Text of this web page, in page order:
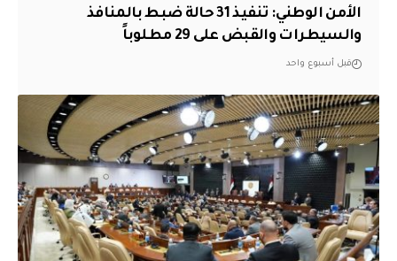
الأمن الوطني: تنفيذ 31 حالة ضبط بالمنافذ
والسيطرات والقبض على 29 مطلوباً
قبل أسبوع واحد